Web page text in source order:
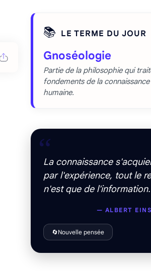
📚 LE TERME DU JOUR
Gnoséologie
Partie de la philosophie qui
fondements de la connaissance
humaine.
“
La connaissance
par l'expérience, tout le
n'est que de l'information.
— ALBERT
🔄Nouvelle pensée